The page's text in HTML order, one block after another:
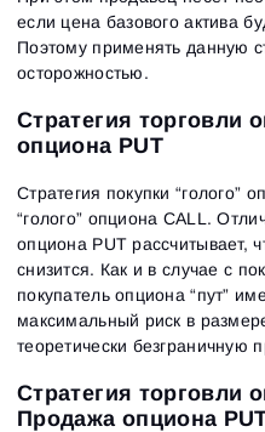
если цена базового актива
Поэтому применять данную
осторожностью.
Стратегия торговли
опциона PUT
Стратегия покупки “голого”
“голого” опциона CALL.
опциона PUT рассчитывает,
снизится. Как и в случае с
покупатель опциона “пут”
максимальный риск в
теоретически безграничную
Стратегия торговли
Продажа опциона